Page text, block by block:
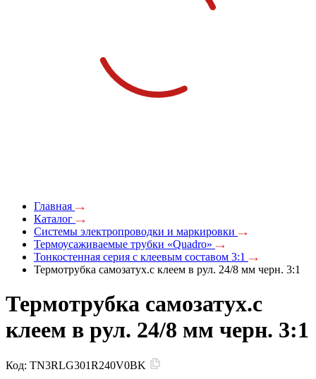
Главная
Каталог
Системы электропроводки и маркировки
Термоусаживаемые трубки «Quadro»
Тонкостенная серия с клеевым составом 3:1
Термотрубка самозатух.c клеем в рул. 24/8 мм черн. 3:1
Термотрубка самозатух.c
клеем в рул. 24/8 мм черн. 3:1
Код: TN3RLG301R240V0BK